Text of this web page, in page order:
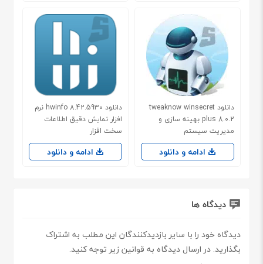
دانلود tweaknow winsecret
plus 8.0.2 بهینه سازی و
مدیریت سیستم
ادامه و دانلود
دانلود hwinfo 8.42.5930 نرم
افزار نمایش دقیق اطلاعات
سخت افزار
ادامه و دانلود
دیدگاه ها
دیدگاه خود را با سایر بازدیدکنندگان این مطلب به اشتراک
بگذارید. در ارسال دیدگاه به قوانین زیر توجه کنید.